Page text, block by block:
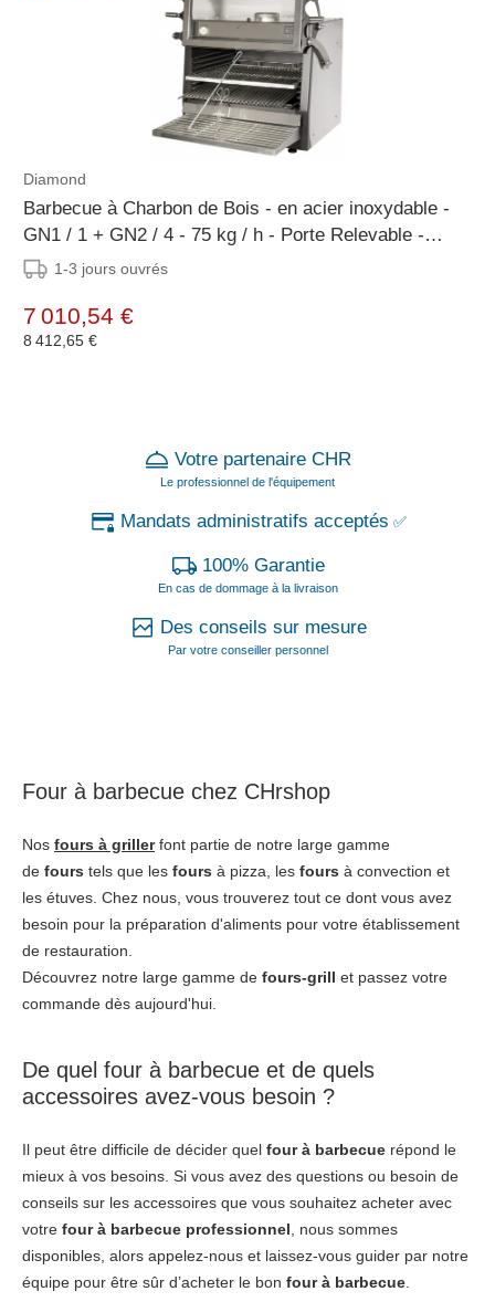
Diamond
Barbecue à Charbon de Bois - en acier inoxydable -
GN1 / 1 + GN2 / 4 - 75 kg / h - Porte Relevable -
900x722 / 953x (H) 690/840 mm
1-3 jours ouvrés
7 010,54 €
8 412,65 €
Votre partenaire CHR
Le professionnel de l'équipement
Mandats administratifs acceptés ✅
100% Garantie
En cas de dommage à la livraison
Des conseils sur mesure
Par votre conseiller personnel
Four à barbecue chez CHrshop
Nos fours à grillerfont partie de notre large gamme
de fours tels que les fours à pizza, les fours à convection et
les étuves. Chez nous, vous trouverez tout ce dont vous avez
besoin pour la préparation d'aliments pour votre établissement
de restauration.
Découvrez notre large gamme de fours-grill et passez votre
commande dès aujourd'hui.
De quel four à barbecue et de quels
accessoires avez-vous besoin ?
Il peut être difficile de décider quel four à barbecue répond le
mieux à vos besoins. Si vous avez des questions ou besoin de
conseils sur les accessoires que vous souhaitez acheter avec
votre four à barbecue professionnel, nous sommes
disponibles, alors appelez-nous et laissez-vous guider par notre
équipe pour être sûr d’acheter le bon four à barbecue.